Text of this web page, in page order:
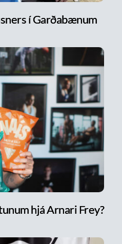
í Garðabænum
hjá Arnari Frey?